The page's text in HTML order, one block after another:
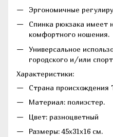
Эргономичные
Спинка рюкзака имеет
комфортного ношения.
Универсальное
городского и/или
Характеристики:
Страна
Материал: полиэстер.
Цвет: разноцветный
Размеры: 45x31x16 см.